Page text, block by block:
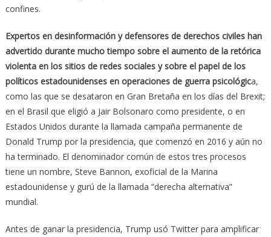
confines.
Expertos en desinformación y defensores de derechos civiles han
advertido durante mucho tiempo sobre el aumento de la retórica
violenta en los sitios de redes sociales y sobre el papel de los
políticos estadounidenses en operaciones de guerra psicológica,
como las que se desataron en Gran Bretaña en los días del Brexit;
en el Brasil que eligió a Jair Bolsonaro como presidente, o en
Estados Unidos durante la llamada campaña permanente de
Donald Trump por la presidencia, que comenzó en 2016 y aún no
ha terminado. El denominador común de estos tres procesos
tiene un nombre, Steve Bannon, exoficial de la Marina
estadounidense y gurú de la llamada “derecha alternativa”
mundial.
Antes de ganar la presidencia, Trump usó Twitter para amplificar